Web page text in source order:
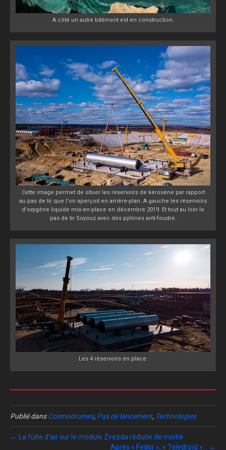
A côté un autre bâtiment est en construction.
Cette image permet de situer les réservoirs de kérosène par rapport
au pas de tir que l'on aperçoit en arrière-plan. A gauche les réservoirs
d'oxygène liquide mis-en-place en décembre 2019. Et tout au loin le
pas de tir Soyouz avec des pylônes anti-foudre.
Les 4 réservoirs en place.
Publié dansCosmodromes, Pas de lancement, Technologies
← La fuite d’air sur le module Zvezda réduite de moitié
Après « Fedor », « Teledroïd »… →